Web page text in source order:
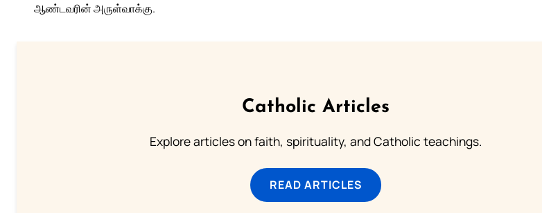
ஆண்டவரின் அருள்வாக்கு.
Catholic Articles
Explore articles on faith, spirituality, and Catholic teachings.
READ ARTICLES